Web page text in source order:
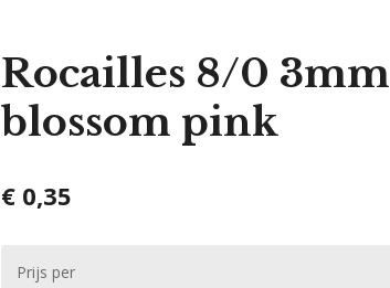
Rocailles 8/0 3mm
blossom pink
€ 0,35
Prijs per